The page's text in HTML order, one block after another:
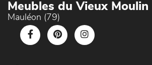
Meubles du Vieux Moulin
Mauléon (79)